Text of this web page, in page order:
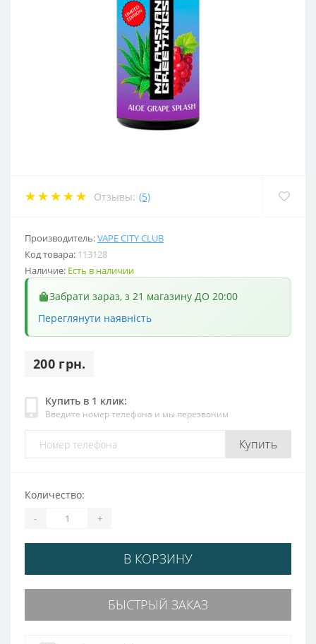
Отзывы: (5)
Производитель:VAPE CITY CLUB
Код товара: 113128
Наличие: Есть в наличии
Забрати зараз, з 21 магазину ДО 20:00
Переглянути наявність
200 грн.
Купить в 1 клик:
Введите номер телефона и мы перезвоним
Купить
Количество:
- +
В КОРЗИНУ
БЫСТРЫЙ ЗАКАЗ